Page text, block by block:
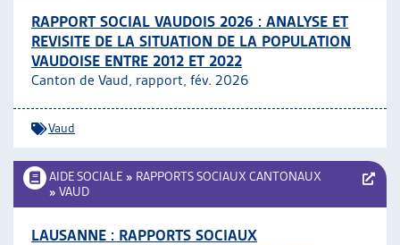
GUIDE SOCIAL ROMAND
AUTRES
ARTIAS
PROJETS ET ACTIVITÉS
RAPPORT SOCIAL VAUDOIS 2026 : ANALYSE ET
REVISITE DE LA SITUATION DE LA POPULATION
VAUDOISE ENTRE 2012 ET 2022
Canton de Vaud, rapport, fév. 2026
Vaud
AIDE SOCIALE » RAPPORTS SOCIAUX CANTONAUX
» VAUD
LAUSANNE : RAPPORTS SOCIAUX